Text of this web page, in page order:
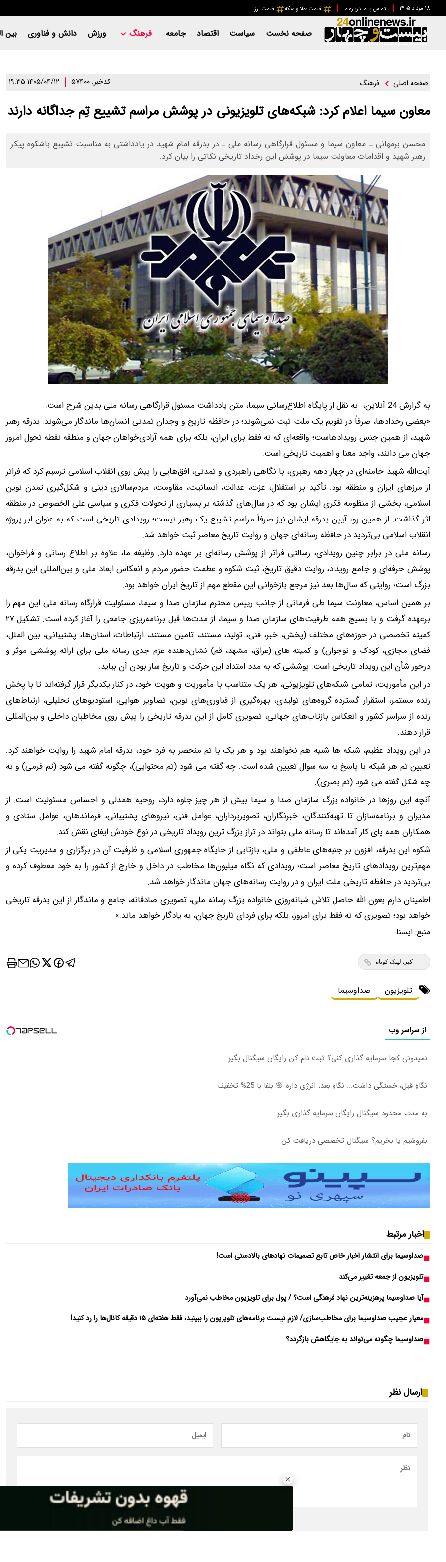
۱۸ مرداد ۱۴۰۵ تماس با ما درباره ما قیمت طلا و سکه قیمت ارز
صفحه نخست سیاست اقتصاد جامعه فرهنگ ورزش دانش و فناوری بین
صفحه اصلی فرهنگ کدخبر: ۵۷۴۰۰ ۱۴۰۵/۰۴/۱۲ ۱۹:۳۵
معاون سیما اعلام کرد: شبکه‌های تلویزیونی در پوشش مراسم تشییع تِم جداگانه دارند
محسن برمهانی ـ معاون سیما و مسئول قرارگاهی رسانه ملی ـ در بدرقه امام شهید در یادداشتی به مناسبت تشییع باشکوه پیکر
رهبر شهید و اقدامات معاونت سیما در پوشش این رخداد تاریخی نکاتی را بیان کرد.
به گزارش 24 آنلاین، به نقل از پایگاه اطلاع‌رسانی سیما، متن یادداشت مسئول قرارگاهی رسانه ملی بدین شرح است:
«بعضی رخدادها، صرفاً در تقویم یک ملت ثبت نمی‌شوند؛ در حافظه تاریخ و وجدان تمدنی انسان‌ها ماندگار می‌شوند. بدرقه رهبر
شهید، از همین جنس رویدادهاست؛ واقعه‌ای که نه فقط برای ایران، بلکه برای همه آزادی‌خواهان جهان و منطقه نقطه تحول امروز
جهان می دانند، واجد معنا و اهمیت تاریخی است.
آیت‌الله شهید خامنه‌ای در چهار دهه رهبری، با نگاهی راهبردی و تمدنی، افق‌هایی را پیش روی انقلاب اسلامی ترسیم کرد که فراتر
از مرزهای ایران و منطقه بود. تأکید بر استقلال، عزت، عدالت، انسانیت، مقاومت، مردم‌سالاری دینی و شکل‌گیری تمدن نوین
اسلامی، بخشی از منظومه فکری ایشان بود که در سال‌های گذشته بر بسیاری از تحولات فکری و سیاسی علی الخصوص در منطقه
اثر گذاشت. از همین رو، آیین بدرقه ایشان نیز صرفاً مراسم تشییع یک رهبر نیست؛ رویدادی تاریخی است که به عنوان ابر پروژه
انقلاب اسلامی بی‌تردید در حافظه رسانه‌ای جهان و روایت تاریخ معاصر ثبت خواهد شد.
رسانه ملی در برابر چنین رویدادی، رسالتی فراتر از پوشش رسانه‌ای بر عهده دارد. وظیفه ما، علاوه بر اطلاع رسانی و فراخوان،
پوشش حرفه‌ای ‌و جامع رویداد، روایت دقیق تاریخ، ثبت شکوه و عظمت حضور مردم و انعکاس ابعاد ملی و بین‌المللی این بدرقه
بزرگ است؛ روایتی که سال‌ها بعد نیز مرجع بازخوانی این مقطع مهم از تاریخ ایران خواهد بود.
بر همین اساس، معاونت سیما طی فرمانی از جانب رییس محترم سازمان صدا و سیما، مسئولیت قرارگاه رسانه ملی این مهم را
برعهده گرفت و با بسیج همه ظرفیت‌های سازمان صدا و سیما، از مدت‌ها قبل برنامه‌ریزی جامعی را آغاز کرده است. تشکیل ۲۷
کمیته تخصصی در حوزه‌های مختلف (پخش، خبر، فنی، تولید، مستند، تامین مستند، ارتباطات، استان‌ها، پشتیبانی، بین الملل،
فضای مجازی، کودک و نوجوان) و کمیته های (عراق، مشهد، قم) نشان‌دهنده عزم جدی رسانه ملی برای ارائه پوششی موثر و
درخور شأن این رویداد تاریخی است. پوششی که به مدد امتداد این حرکت و تاریخ ساز بودن آن بیاید.
در این مأموریت، تمامی شبکه‌های تلویزیونی، هر یک متناسب با مأموریت و هویت خود، در کنار یکدیگر قرار گرفته‌اند تا با پخش
زنده مستمر، استقرار گسترده گروه‌های تولیدی، بهره‌گیری از فناوری‌های نوین، تصاویر هوایی، استودیوهای تحلیلی، ارتباط‌های
زنده از سراسر کشور و انعکاس بازتاب‌های جهانی، تصویری کامل از این بدرقه تاریخی را پیش روی مخاطبان داخلی و بین‌المللی
قرار دهند.
در این رویداد عظیم، شبکه ها شبیه هم نخواهند بود و هر یک با تم منحصر به فرد خود، بدرقه امام شهید را روایت خواهند کرد.
تعیین تم هر شبکه با پاسخ به سه سوال تعیین شده است. چه گفته می شود (تم محتوایی)، چگونه گفته می شود (تم فرمی) و به
چه شکل گفته می شود (تم بصری).
آنچه این روزها در خانواده بزرگ سازمان صدا و سیما بیش از هر چیز جلوه دارد، روحیه همدلی و احساس مسئولیت است. از
مدیران و برنامه‌سازان تا تهیه‌کنندگان، خبرنگاران، تصویربرداران، عوامل فنی، نیروهای پشتیبانی، فرماندهان، عوامل ستادی و
همکاران همه پای کار آمده‌اند تا رسانه ملی بتواند در تراز بزرگ ترین رویداد تاریخی در نوع خودش ایفای نقش کند.
شکوه این بدرقه، افزون بر جنبه‌های عاطفی و ملی، بازتابی از جایگاه جمهوری اسلامی و ظرفیت آن در برگزاری و مدیریت یکی از
مهم‌ترین رویدادهای تاریخ معاصر است؛ رویدادی که نگاه میلیون‌ها مخاطب در داخل و خارج از کشور را به خود معطوف کرده و
بی‌تردید در حافظه تاریخی ملت ایران و در روایت رسانه‌های جهان ماندگار خواهد شد.
اطمینان دارم بعون الله حاصل تلاش شبانه‌روزی خانواده بزرگ رسانه ملی، تصویری صادقانه، جامع و ماندگار از این بدرقه تاریخی
خواهد بود؛ تصویری که نه فقط برای امروز، بلکه برای فردای تاریخ جهان، به یادگار خواهد ماند.»
منبع: ايسنا
کپی لینک کوتاه
تلویزیون صداوسیما
از سراسر وب
نمیدونی کجا سرمایه گذاری کنی؟ ثبت نام کن رایگان سیگنال بگیر
نگاهِ قبل، خستگی داشت... نگاهِ بعد، انرژی داره 🌸 بلفا با 25% تخفیف
به مدت محدود سیگنال رایگان سرمایه گذاری بگیر
بفروشیم یا بخریم؟ سیگنال تخصصی دریافت کن
اخبار مرتبط
صداوسیما برای انتشار اخبار خاص تابع تصمیمات نهادهای بالادستی است!
تلویزیون از جمعه تغییر می‌کند
آیا صداوسیما پرهزینه‌ترین نهاد فرهنگی است؟ / پول برای تلویزیون مخاطب نمی‌آورد
معیار عجیب صداوسیما برای مخاطب‌سازی/ لازم نیست برنامه‌های تلویزیون را ببینید، فقط هفته‌ای ۱۵ دقیقه کانال‌ها را رد کنید!
صداوسیما چگونه می‌تواند به جایگاهش بازگردد؟
ارسال نظر